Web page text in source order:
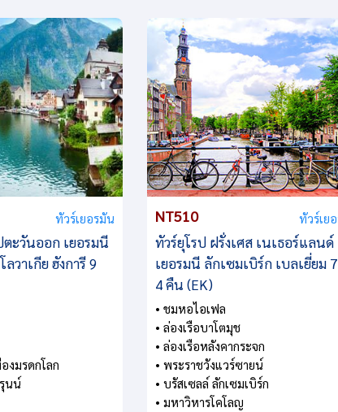
ทัวร์เยอรมัน
ะวันออก เยอรมนี
วาเกีย ฮังการี 9
งมรดกโลก
นน์
NT510 ทัวร์เย
ทัวร์ยุโรป ฝรั่งเศส เนเธอร์แลนด์
เยอรมนี ลักเซมเบิร์ก เบลเยี่ยม
4 คืน (EK)
• ชมหอไอเฟล
• ล่องเรือบาโตมุช
• ล่องเรือหลังคากระจก
• พระราชวังแวร์ซายน์
• บรัสเซลล์ ลักเซมเบิร์ก
• มหาวิหารโคโลญ